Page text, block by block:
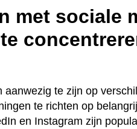
met sociale
aanwezig te zijn op
te richten op
en Instagram zijn